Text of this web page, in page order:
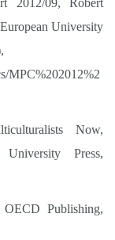
2012/09, Robert
University
MPC%202012%2
Now,
University Press,
Publishing,